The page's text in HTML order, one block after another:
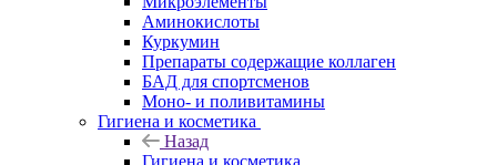
Аминокислоты
Куркумин
Препараты содержащие коллаген
БАД для спортсменов
Моно- и поливитамины
Гигиена и косметика
Назад
Гигиена и косметика